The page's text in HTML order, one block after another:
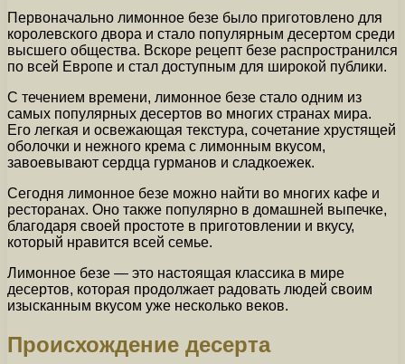
Первоначально лимонное безе было приготовлено для
королевского двора и стало популярным десертом среди
высшего общества. Вскоре рецепт безе распространился
по всей Европе и стал доступным для широкой публики.
С течением времени, лимонное безе стало одним из
самых популярных десертов во многих странах мира.
Его легкая и освежающая текстура, сочетание хрустящей
оболочки и нежного крема с лимонным вкусом,
завоевывают сердца гурманов и сладкоежек.
Сегодня лимонное безе можно найти во многих кафе и
ресторанах. Оно также популярно в домашней выпечке,
благодаря своей простоте в приготовлении и вкусу,
который нравится всей семье.
Лимонное безе — это настоящая классика в мире
десертов, которая продолжает радовать людей своим
изысканным вкусом уже несколько веков.
Происхождение десерта